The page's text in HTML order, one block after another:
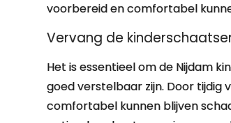
voorbereid en comfortabel
Vervang de
Het is essentieel om de Nijdam
goed verstelbaar zijn. Door tijdig
comfortabel kunnen blijven